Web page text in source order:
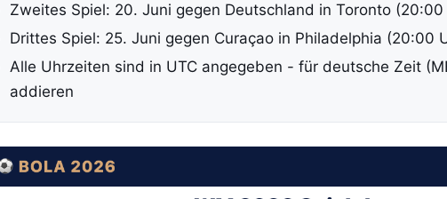
Zweites Spiel: 20. Juni gegen Deutschland in Toronto (20:00
Drittes Spiel: 25. Juni gegen Curaçao in Philadelphia (20:00
Alle Uhrzeiten sind in UTC angegeben - für deutsche Zeit
addieren